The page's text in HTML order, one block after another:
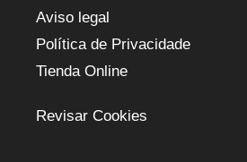
Aviso legal
Política de Privacidade
Tienda Online
Revisar Cookies